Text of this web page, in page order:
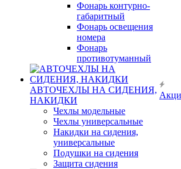
Фонарь контурно-
габаритный
Фонарь освещения
номера
Фонарь
противотуманный
АВТОЧЕХЛЫ НА СИДЕНИЯ,
НАКИДКИ
Чехлы модельные
Чехлы универсальные
Накидки на сидения,
универсальные
Подушки на сидения
Защита сидения